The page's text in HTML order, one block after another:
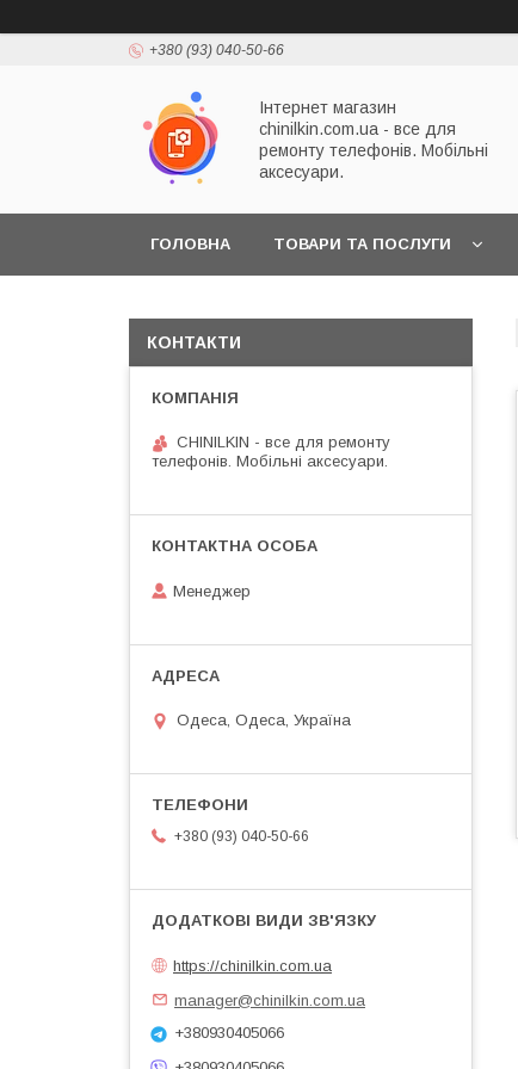
+380 (93) 040-50-66
Інтернет магазин
chinilkin.com.ua - все для
ремонту телефонів. Мобільні
аксесуари.
ГОЛОВНА ТОВАРИ ТА ПОСЛУГИ
КОНТАКТИ
CHINILKIN - все для ремонту
телефонів. Мобільні аксесуари.
Менеджер
Одеса, Одеса, Україна
+380 (93) 040-50-66
https://chinilkin.com.ua
manager@chinilkin.com.ua
+380930405066